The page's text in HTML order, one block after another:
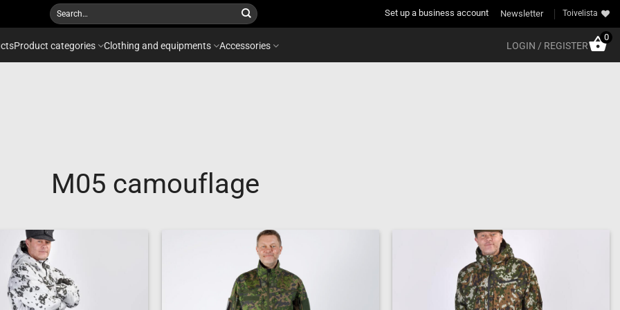
Search
for:
Set up a business account Newsletter Toivelista
Product categories Clothing and equipments Accessories LOGIN / REGISTER
0
M05 camouflage